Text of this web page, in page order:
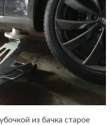
из бачка старое